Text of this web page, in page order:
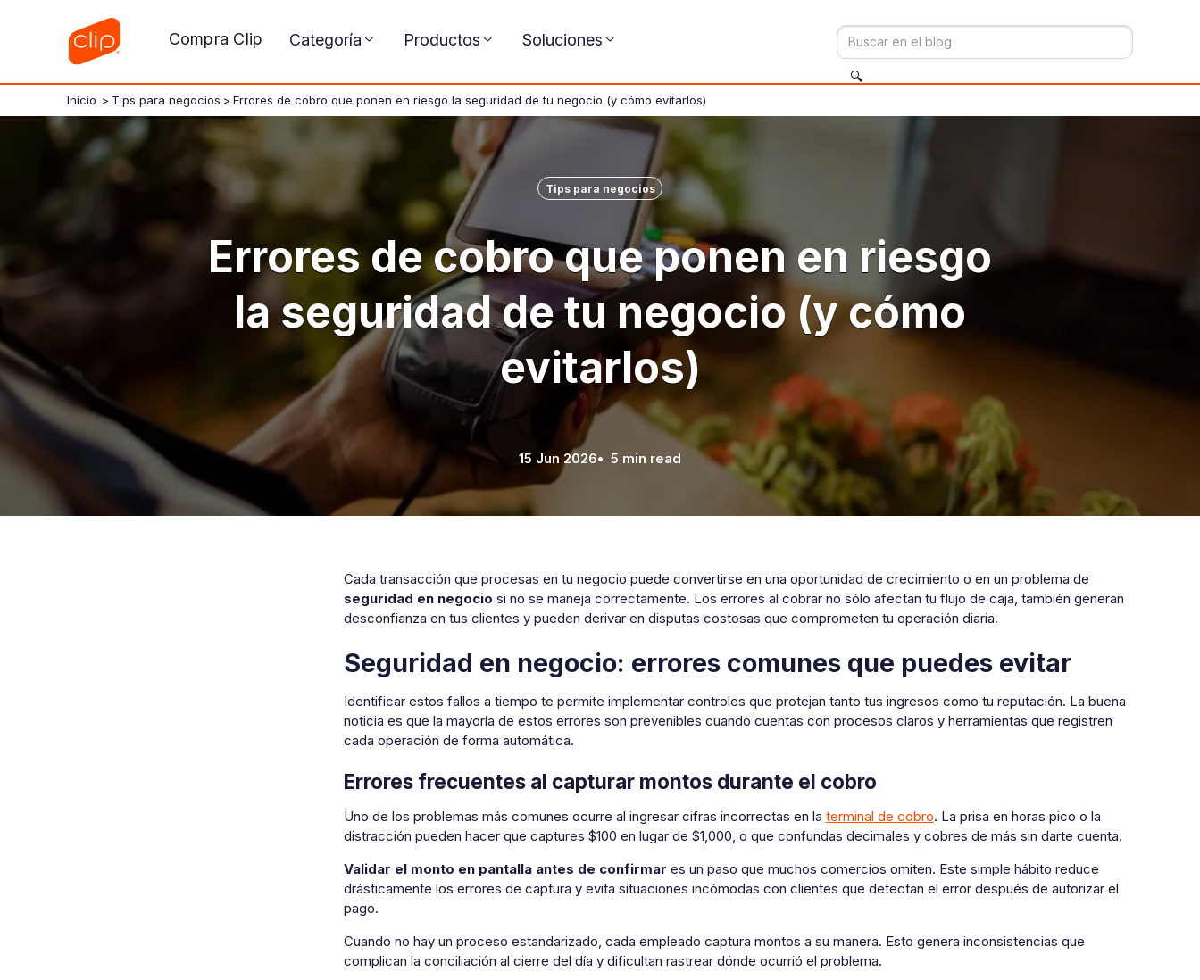
Compra Clip Categoría Productos Soluciones
Inicio > Tips para negocios > Errores de cobro que ponen en riesgo la seguridad de tu negocio (y cómo evitarlos)
Tips para negocios
Errores de cobro que ponen en riesgo
la seguridad de tu negocio (y cómo
evitarlos)
15 Jun 2026• 5 min read
Cada transacción que procesas en tu negocio puede convertirse en una oportunidad de crecimiento o en un problema de
seguridad en negocio si no se maneja correctamente. Los errores al cobrar no sólo afectan tu flujo de caja, también generan
desconfianza en tus clientes y pueden derivar en disputas costosas que comprometen tu operación diaria.
Seguridad en negocio: errores comunes que puedes evitar
Identificar estos fallos a tiempo te permite implementar controles que protejan tanto tus ingresos como tu reputación. La buena
noticia es que la mayoría de estos errores son prevenibles cuando cuentas con procesos claros y herramientas que registren
cada operación de forma automática.
Errores frecuentes al capturar montos durante el cobro
Uno de los problemas más comunes ocurre al ingresar cifras incorrectas en la terminal de cobro. La prisa en horas pico o la
distracción pueden hacer que captures $100 en lugar de $1,000, o que confundas decimales y cobres de más sin darte cuenta.
Validar el monto en pantalla antes de confirmar es un paso que muchos comercios omiten. Este simple hábito reduce
drásticamente los errores de captura y evita situaciones incómodas con clientes que detectan el error después de autorizar el
pago.
Cuando no hay un proceso estandarizado, cada empleado captura montos a su manera. Esto genera inconsistencias que
complican la conciliación al cierre del día y dificultan rastrear dónde ocurrió el problema.